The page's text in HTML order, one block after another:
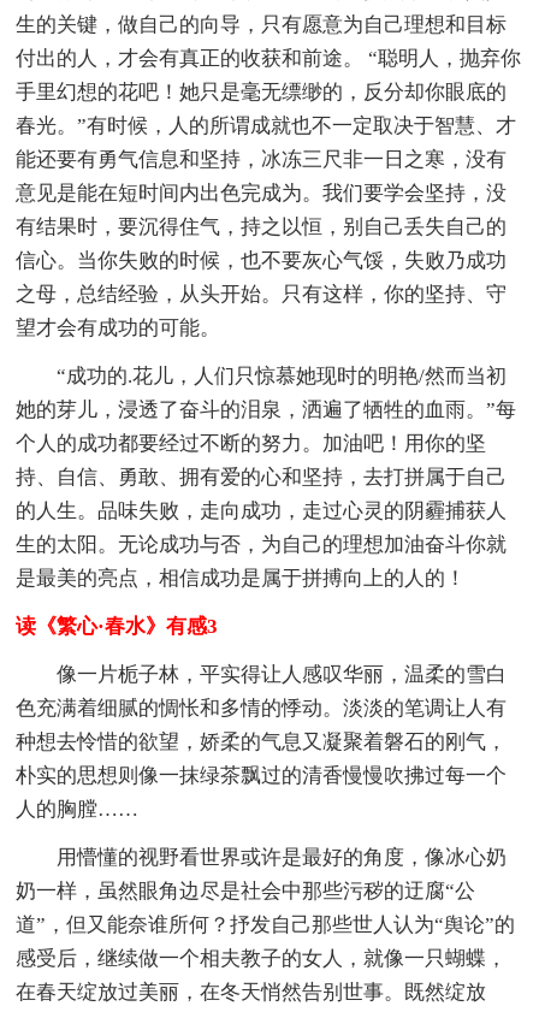
生的关键，做自己的向导，只有愿意为自己理想和目标
付出的人，才会有真正的收获和前途。 “聪明人，抛弃你
手里幻想的花吧！她只是毫无缥缈的，反分却你眼底的
春光。”有时候，人的所谓成就也不一定取决于智慧、才
能还要有勇气信息和坚持，冰冻三尺非一日之寒，没有
意见是能在短时间内出色完成为。我们要学会坚持，没
有结果时，要沉得住气，持之以恒，别自己丢失自己的
信心。当你失败的时候，也不要灰心气馁，失败乃成功
之母，总结经验，从头开始。只有这样，你的坚持、守
望才会有成功的可能。
“成功的.花儿，人们只惊慕她现时的明艳/然而当初
她的芽儿，浸透了奋斗的泪泉，洒遍了牺牲的血雨。”每
个人的成功都要经过不断的努力。加油吧！用你的坚
持、自信、勇敢、拥有爱的心和坚持，去打拼属于自己
的人生。品味失败，走向成功，走过心灵的阴霾捕获人
生的太阳。无论成功与否，为自己的理想加油奋斗你就
是最美的亮点，相信成功是属于拼搏向上的人的！
读《繁心·春水》有感3
像一片栀子林，平实得让人感叹华丽，温柔的雪白
色充满着细腻的惆怅和多情的悸动。淡淡的笔调让人有
种想去怜惜的欲望，娇柔的气息又凝聚着磐石的刚气，
朴实的思想则像一抹绿茶飘过的清香慢慢吹拂过每一个
人的胸膛……
用懵懂的视野看世界或许是最好的角度，像冰心奶
奶一样，虽然眼角边尽是社会中那些污秽的迂腐“公
道”，但又能奈谁所何？抒发自己那些世人认为“舆论”的
感受后，继续做一个相夫教子的女人，就像一只蝴蝶，
在春天绽放过美丽，在冬天悄然告别世事。既然绽放